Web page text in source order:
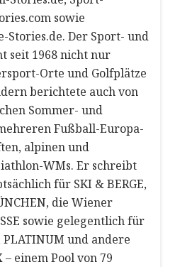
sowie
Stories.de. Der Sport- und
seit 1968 nicht nur
Orte und Golfplätze
berichtete auch von
Sommer- und
Fußball-Europa-
alpinen und
WMs. Er schreibt
für SKI & BERGE,
die Wiener
sowie gelegentlich für
PLATINUM und andere
– einem Pool von 79